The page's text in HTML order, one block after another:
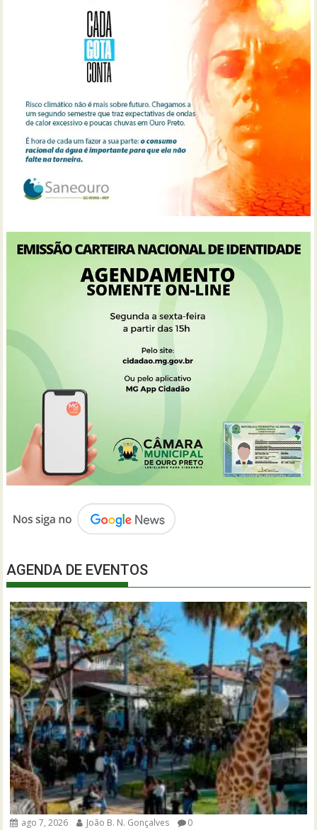
AGENDA DE EVENTOS
ago 7, 2026 João B. N. Gonçalves 0